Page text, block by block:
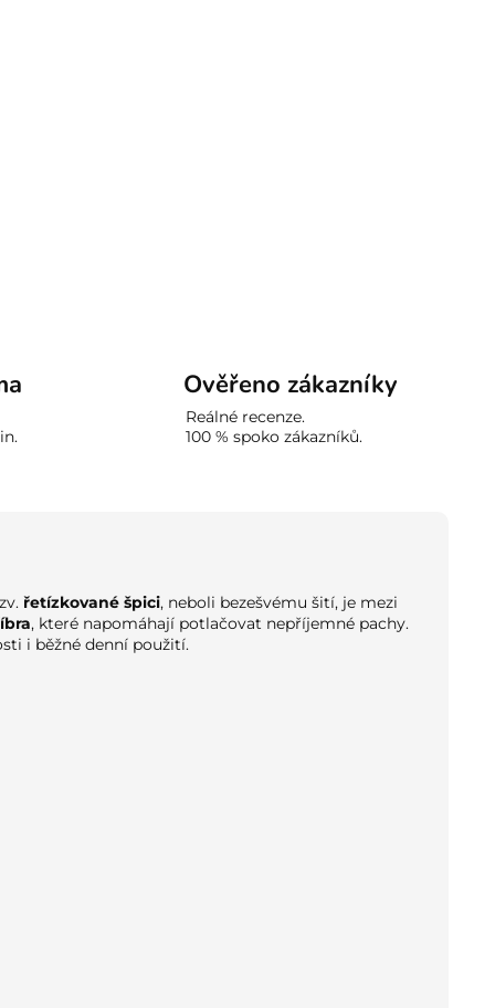
Ověřeno zákazníky
Reálné recenze.
100 % spoko zákazníků.
řetízkované špici, neboli bezešvému šití, je mezi
, které napomáhají potlačovat nepříjemné pachy.
i běžné denní použití.